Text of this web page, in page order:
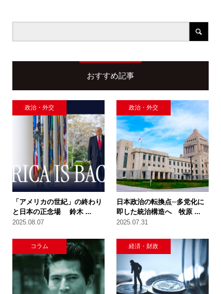
おすすめ記事
政治・外交
「アメリカの世紀」の終わり
と日本の正念場 鈴木 ...
2025.08.07
政治・外交
日本政治の転換点─多党化に
即した統治構造へ 牧原 ...
2025.07.31
コラム 経済・財政